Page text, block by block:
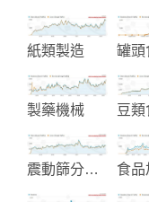
紙類製造
製藥機械
震動篩分過濾機